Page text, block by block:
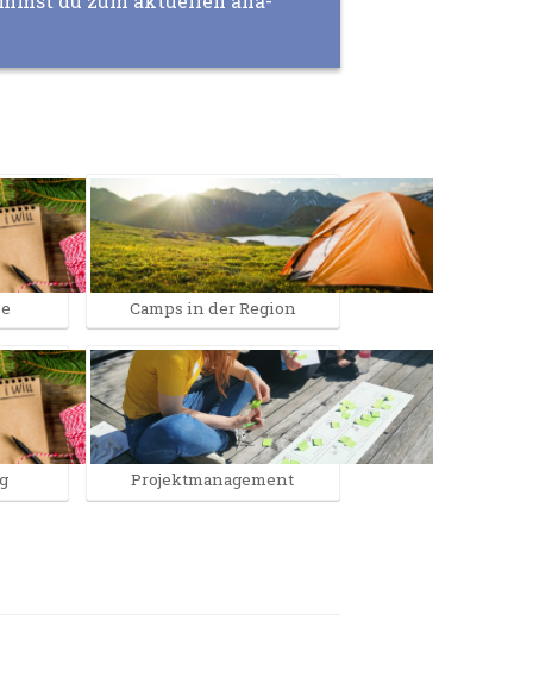
Camps in der Region
Projektmanagement